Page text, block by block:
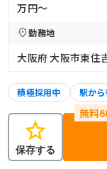
万円～
勤務地
大阪府 大阪市東住
積極採用中 駅か
star
保存する